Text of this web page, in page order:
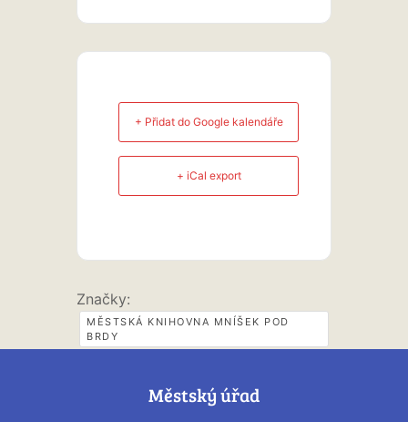
+ Přidat do Google kalendáře
+ iCal export
Značky:
MĚSTSKÁ KNIHOVNA MNÍŠEK POD
BRDY
Městský úřad